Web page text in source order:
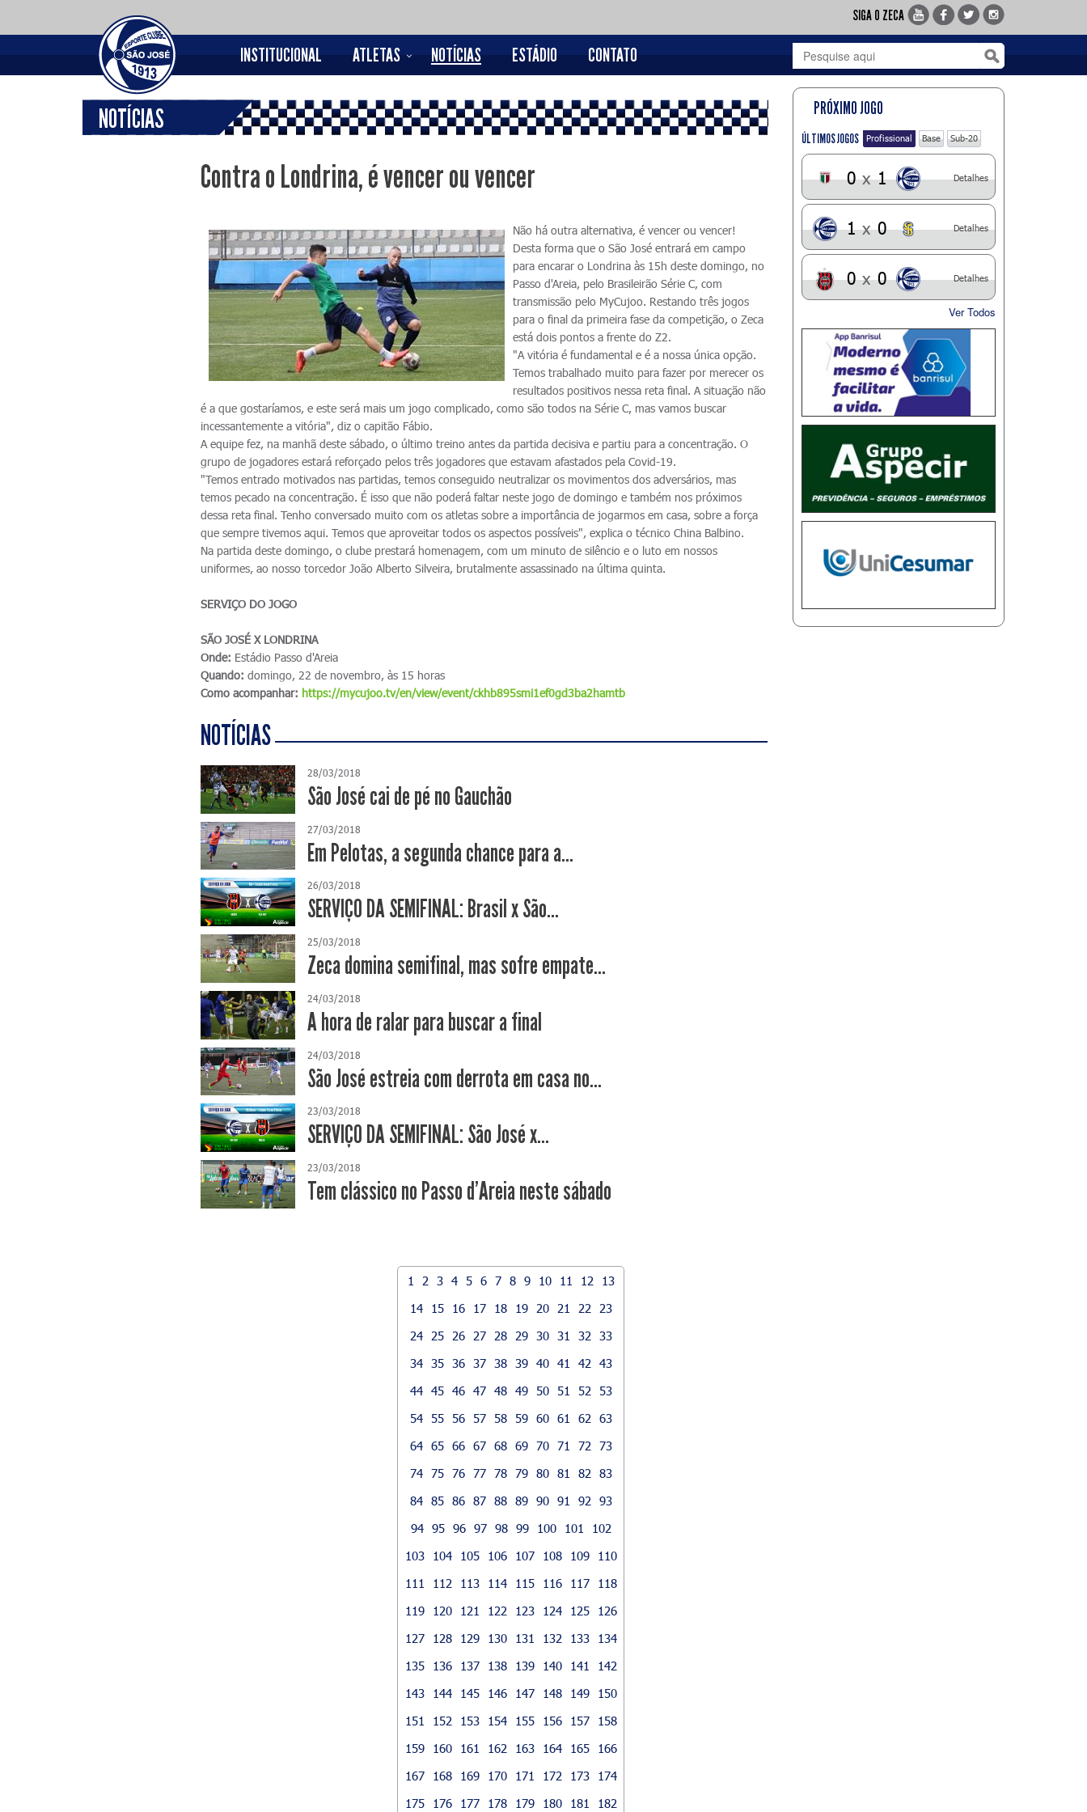
SIGA O ZECA
INSTITUCIONAL ATLETAS NOTÍCIAS ESTÁDIO CONTATO
NOTÍCIAS
Contra o Londrina, é vencer ou vencer
Não há outra alternativa, é vencer ou vencer!
Desta forma que o São José entrará em campo
para encarar o Londrina às 15h deste domingo, no
Passo d'Areia, pelo Brasileirão Série C, com
transmissão pelo MyCujoo. Restando três jogos
para o final da primeira fase da competição, o Zeca
está dois pontos a frente do Z2.
"A vitória é fundamental e é a nossa única opção.
Temos trabalhado muito para fazer por merecer os
resultados positivos nessa reta final. A situação não
é a que gostaríamos, e este será mais um jogo complicado, como são todos na Série C, mas vamos buscar
incessantemente a vitória", diz o capitão Fábio.
A equipe fez, na manhã deste sábado, o último treino antes da partida decisiva e partiu para a concentração. O
grupo de jogadores estará reforçado pelos três jogadores que estavam afastados pela Covid-19.
"Temos entrado motivados nas partidas, temos conseguido neutralizar os movimentos dos adversários, mas
temos pecado na concentração. É isso que não poderá faltar neste jogo de domingo e também nos próximos
dessa reta final. Tenho conversado muito com os atletas sobre a importância de jogarmos em casa, sobre a força
que sempre tivemos aqui. Temos que aproveitar todos os aspectos possíveis", explica o técnico China Balbino.
Na partida deste domingo, o clube prestará homenagem, com um minuto de silêncio e o luto em nossos
uniformes, ao nosso torcedor João Alberto Silveira, brutalmente assassinado na última quinta.
SERVIÇO DO JOGO
SÃO JOSÉ X LONDRINA
Onde: Estádio Passo d'Areia
Quando:domingo, 22 de novembro, às 15 horas
Como acompanhar: https://mycujoo.tv/en/view/event/ckhb895smi1ef0gd3ba2hamtb
NOTÍCIAS
28/03/2018
São José cai de pé no Gauchão
27/03/2018
Em Pelotas, a segunda chance para a...
26/03/2018
SERVIÇO DA SEMIFINAL: Brasil x São...
25/03/2018
Zeca domina semifinal, mas sofre empate...
24/03/2018
A hora de ralar para buscar a final
24/03/2018
São José estreia com derrota em casa no...
23/03/2018
SERVIÇO DA SEMIFINAL: São José x...
23/03/2018
Tem clássico no Passo d'Areia neste sábado
1 2 3 4 5 6 7 8 9 10 11 12
13
14
15 16 17 18 19 20 21 22
23
24
25 26 27 28 29 30 31 32
33
34 35 36 37 38 39 40 41 42
43
44 45 46 47 48 49 50 51 52
53
54 55 56 57 58 59 60 61 62
63
64 65 66 67 68 69 70 71 72
73
74 75 76 77 78 79 80 81 82
83
84 85 86 87 88 89 90 91 92
93
94 95 96 97 98 99 100 101
102
103
104 105 106 107 108 109
110
111
112 113 114 115 116 117
118
119
120 121 122 123 124 125
126
127
128 129 130 131 132 133
134
135
136 137 138 139 140 141
142
143
144 145 146 147 148 149
150
151
152 153 154 155 156 157
158
159
160 161 162 163 164 165
166
167
168 169 170 171 172 173
174
175
176 177 178 179 180 181
182
PRÓXIMO JOGO
ÚLTIMOS JOGOS Profissional Base Sub-20
0 x 1 Detalhes
1 x 0 Detalhes
0 x 0 Detalhes
Ver Todos